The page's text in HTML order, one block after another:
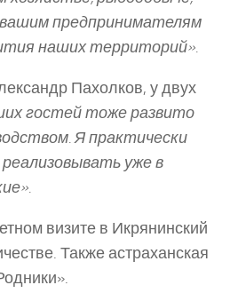
предпринимателям
наших территорий».
Пахолков, у двух
гостей тоже развито
Я практически
уже в
визите в Икрянинский
Также астраханская